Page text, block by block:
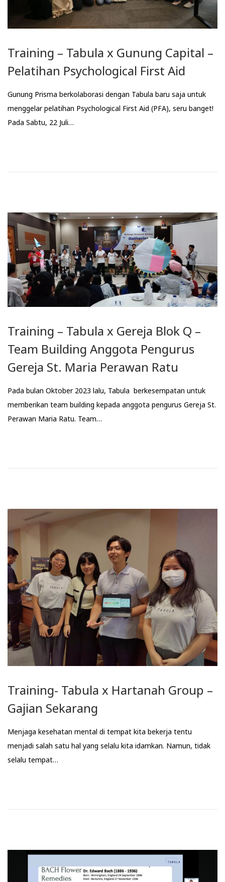
Training – Tabula x Gunung Capital –
Pelatihan Psychological First Aid
Gunung Prisma berkolaborasi dengan Tabula baru saja untuk
menggelar pelatihan Psychological First Aid (PFA), seru banget!
Pada Sabtu, 22 Juli…
Training – Tabula x Gereja Blok Q –
Team Building Anggota Pengurus
Gereja St. Maria Perawan Ratu
Pada bulan Oktober 2023 lalu, Tabula berkesempatan untuk
memberikan team building kepada anggota pengurus Gereja St.
Perawan Maria Ratu. Team…
Training- Tabula x Hartanah Group –
Gajian Sekarang
Menjaga kesehatan mental di tempat kita bekerja tentu
menjadi salah satu hal yang selalu kita idamkan. Namun, tidak
selalu tempat…